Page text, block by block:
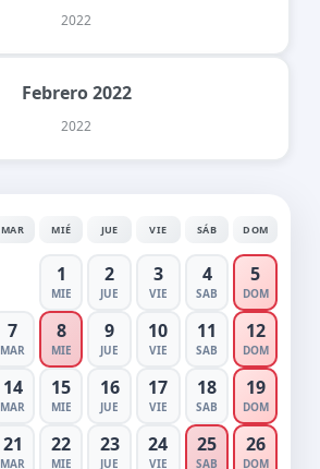
2022
Febrero 2022
2022
MAR MIÉ JUE VIE SÁB DOM
1
MIE
2
JUE
3
VIE
4
SAB
5
DOM
7
MAR
8
MIE
9
JUE
10
VIE
11
SAB
12
DOM
14
MAR
15
MIE
16
JUE
17
VIE
18
SAB
19
DOM
21
MAR
22
MIE
23
JUE
24
VIE
25
SAB
26
DOM